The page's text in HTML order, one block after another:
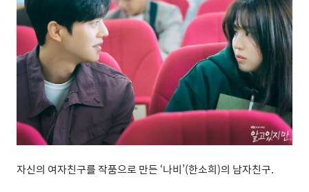
자신의 여자친구를 작품으로 만든 ‘나비’(한소희)의 남자친구.